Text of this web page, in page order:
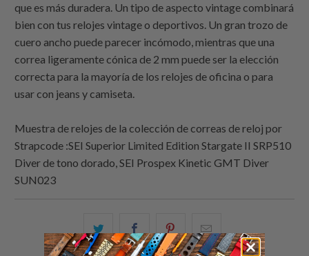
que es más duradera. Un tipo de aspecto vintage combinará
bien con tus relojes vintage o deportivos. Un gran trozo de
cuero ancho puede parecer incómodo, mientras que una
correa ligeramente cónica de 2 mm puede ser la elección
correcta para la mayoría de los relojes de oficina o para
usar con jeans y camiseta.
Muestra de relojes de la colección de correas de reloj por
Strapcode :SEI Superior Limited Edition Stargate II SRP510
Diver de tono dorado, SEI Prospex Kinetic GMT Diver
SUN023
Comparte
esto
Comparte
esto
Compartir
esto
this